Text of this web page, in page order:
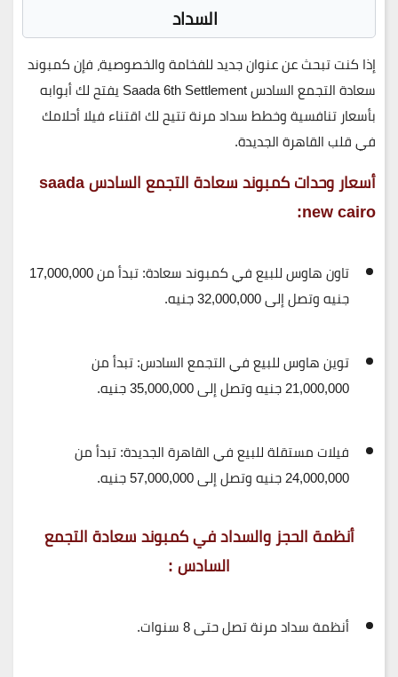
السداد
إذا كنت تبحث عن عنوان جديد للفخامة والخصوصية، فإنكمبوند
سعادة التجمع السادس Saada 6th Settlement
يفتح لك أبوابه
بأسعار تنافسية وخطط سداد مرنة تتيح لك اقتناء فيلا أحلامك
في قلب القاهرة الجديدة.
أسعار وحدات كمبوند سعادة التجمع السادس saada
new cairo:
تاون هاوس للبيع في كمبوند سعادة:تبدأ من17,000,000
جنيهوتصل إلى32,000,000 جنيه .
توين هاوس للبيع في التجمع السادس:تبدأ من
21,000,000 جنيه
وتصل إلى35,000,000 جنيه .
فيلات مستقلة للبيع في القاهرة الجديدة:تبدأ من
24,000,000 جنيه
وتصل إلى57,000,000 جنيه .
أنظمة الحجز والسداد في كمبوند سعادة التجمع
السادس :
أنظمة سداد مرنة تصل حتى8 سنوات .